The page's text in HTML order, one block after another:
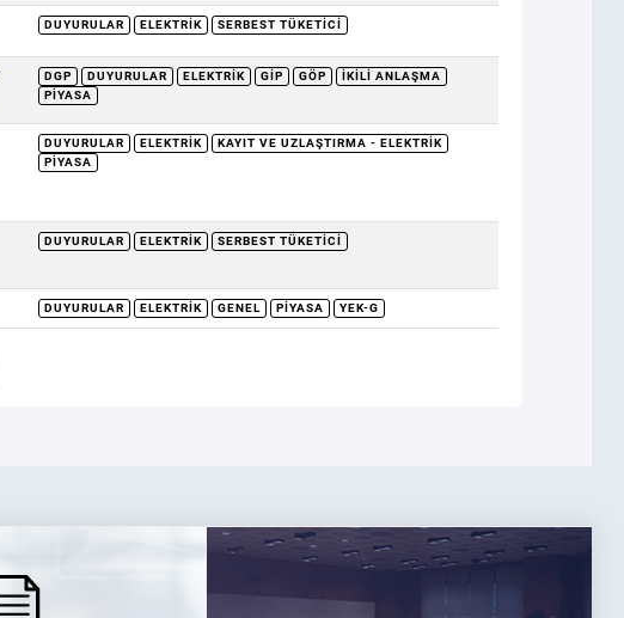
DUYURULAR ELEKTRIK SERBEST TÜKETICI
DGP DUYURULAR ELEKTRIK GİP GÖP
İKILI ANLAŞMA
PIYASA
DUYURULAR ELEKTRIK
KAYIT VE UZLAŞTIRMA - ELEKTRIK
PIYASA
DUYURULAR ELEKTRIK SERBEST TÜKETICI
DUYURULAR ELEKTRIK GENEL PIYASA YEK-G